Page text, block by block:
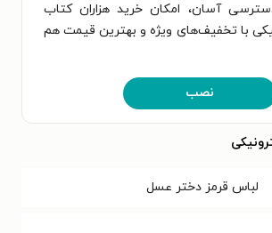
آسان، امکان خرید هزاران کتاب
با تخفیف‌های ویژه و بهترین قیمت هم
نصب
لباس قرمز دختر عسل